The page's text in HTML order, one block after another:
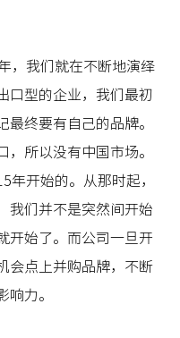
，我们就在不断地演绎
口型的企业，我们最初
最终要有自己的品牌。
，所以没有中国市场。
年开始的。从那时起，
我们并不是突然间开始
开始了。而公司一旦开
会点上并购品牌，不断
响力。